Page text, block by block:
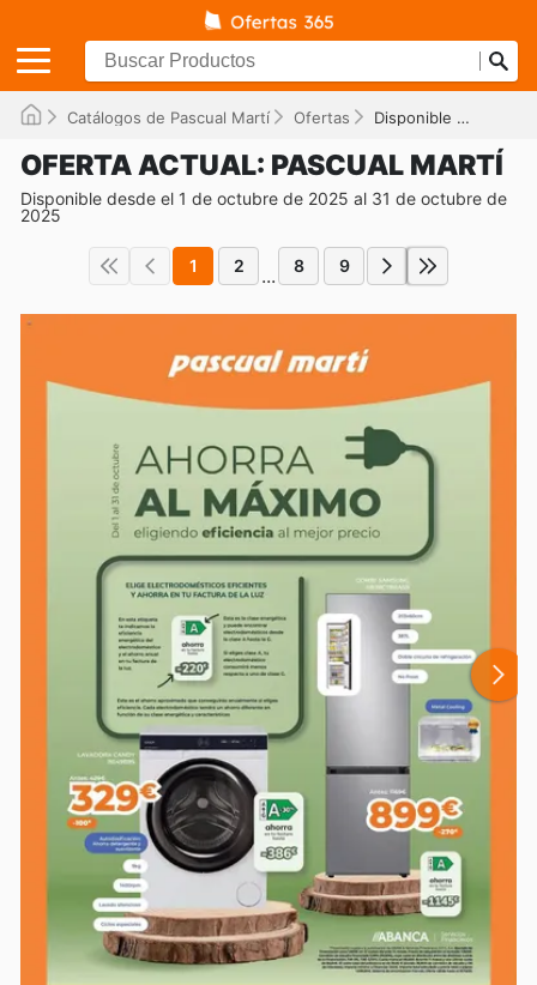
Catálogos de Pascual Martí Ofertas Disponible hasta el 31/10/2025
OFERTA ACTUAL: PASCUAL MARTÍ
Disponible desde el 1 de octubre de 2025 al 31 de octubre de
2025
1 2 ... 8 9